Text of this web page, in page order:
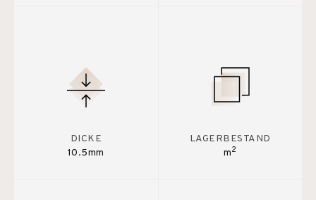
DICKE
10.5mm
LAGERBESTAND
m2